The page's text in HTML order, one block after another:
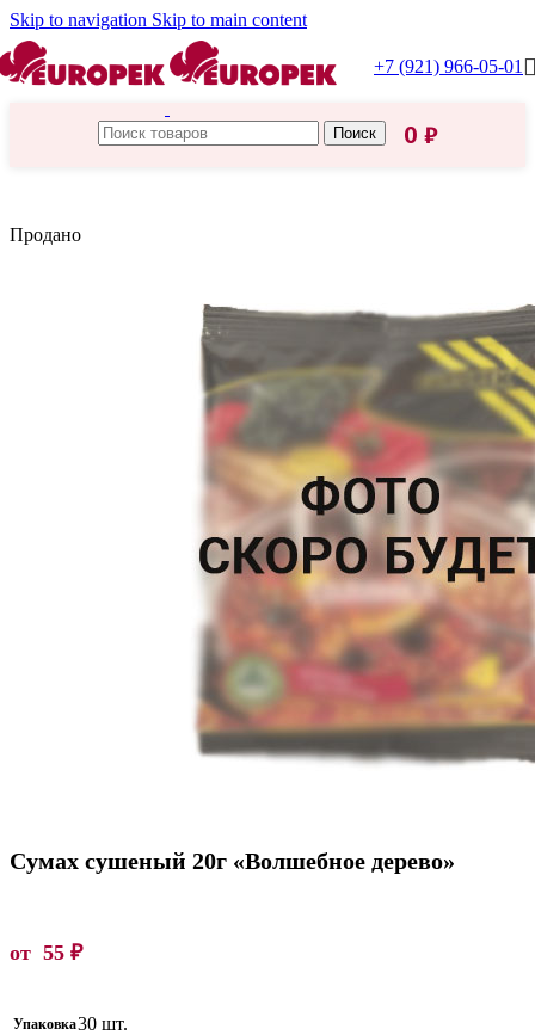
Skip to navigation Skip to main content
+7 (921) 966-05-01
Поиск 0 ₽
Продано
Сумах сушеный 20г «Волшебное дерево»
от 55 ₽
Упаковка30 шт.